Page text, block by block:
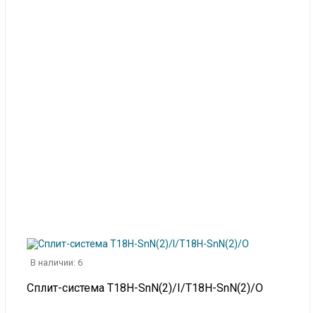
В наличии: 6
Сплит-система T18H-SnN(2)/I/T18H-SnN(2)/O